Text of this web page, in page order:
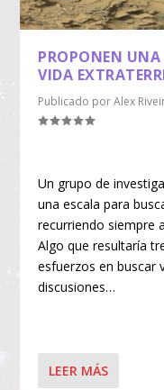
PROPONEN UNA
VIDA
Publicado porAlex
Un grupo de
una escala para
recurriendo siempre
Algo que resultaría
esfuerzos en buscar
discusiones…
LEER MÁS